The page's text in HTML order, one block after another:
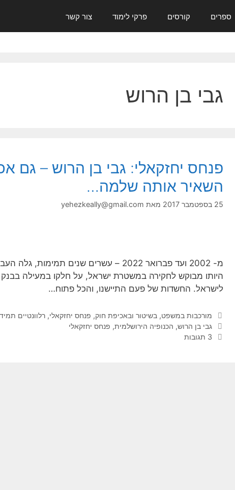
ספרים קורסים פרקי לימוד צור קשר
גבי בן הרוש
פנחס יחזקאלי: גבי בן הרוש – גם
השאיר אותה שלמה…
25 בספטמבר 2017 מאת yehezkeally@gmail.com
מ- 2002 ועד פברואר 2022 – עשרים שנים
היותו מבוקש לחקירה במשטרת ישראל, על חלקו במעילה
לישראל. החשדות של פעם התיישנו, והכל פתוח…
קטגוריות
מורכבות במשפט, בשיטור ובאכיפת חוק, פנחס יחזקאלי, רלוונטיים תמיד
תגיות
גבי בן הרוש, הכנופיה הירושלמית, פנחס יחזקאלי
3 תגובות